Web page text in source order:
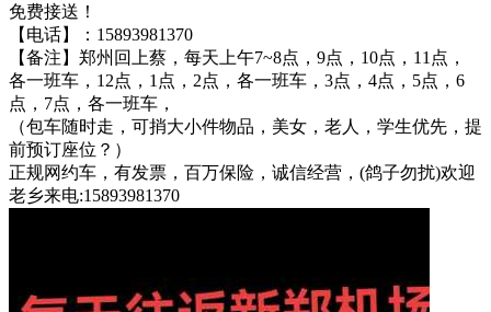
免费接送！
【电话】：15893981370
【备注】郑州回上蔡，每天上午7~8点，9点，10点，11点，
各一班车，12点，1点，2点，各一班车，3点，4点，5点，6
点，7点，各一班车，
（包车随时走，可捎大小件物品，美女，老人，学生优先，提
前预订座位？）
正规网约车，有发票，百万保险，诚信经营，(鸽子勿扰)欢迎
老乡来电:15893981370